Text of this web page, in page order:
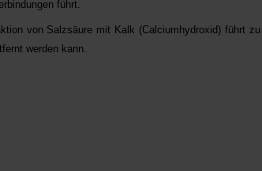
führt.
von Salzsäure mit Kalk (Calciumhydroxid) führt
werden kann.